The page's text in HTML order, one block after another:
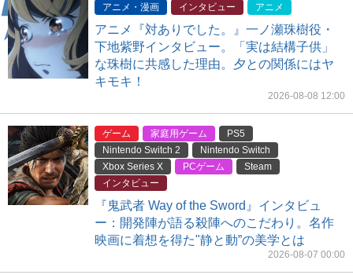
アニメ・漫画 インタビュー アニメ
アニメ『対ありでした。』一ノ瀬珠樹役・
下地紫野インタビュー。「実は結構子供」
な珠樹に共感した理由。夕との関係にはヤ
キモキ！
2026-08-08 12:00
ゲーム 家庭用ゲーム
PS5
Nintendo Switch 2
Nintendo Switch
Xbox Series X
PCゲーム
Steam
インタビュー
『鬼武者 Way of the Sword』インタビュ
ー：開発陣が語る殺陣へのこだわり。名作
映画に着想を得た"静と動”の美学とは
2026-08-07 00:00